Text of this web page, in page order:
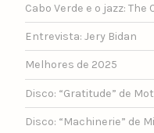
Cabo Verde e o jazz: The
Entrevista: Jery Bidan
Melhores de 2025
Disco: “Gratitude” de
Disco: “Machinerie” de